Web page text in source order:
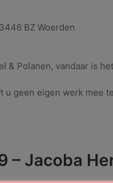
BZ Woerden
& Polanen, vandaar is
geen eigen werk mee
– Jacoba